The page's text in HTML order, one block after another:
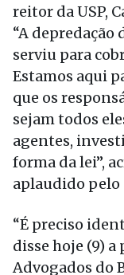
reitor da USP,
“A depredação
serviu para
Estamos aqui
que os
sejam todos
agentes,
forma da lei”,
aplaudido pelo
“É preciso
disse hoje (9)
Advogados do